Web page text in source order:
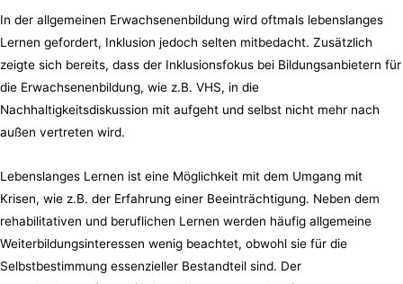
In der allgemeinen Erwachsenenbildung wird oftmals lebenslanges
Lernen gefordert, Inklusion jedoch selten mitbedacht. Zusätzlich
zeigte sich bereits, dass der Inklusionsfokus bei Bildungsanbietern für
die Erwachsenenbildung, wie z.B. VHS, in die
Nachhaltigkeitsdiskussion mit aufgeht und selbst nicht mehr nach
außen vertreten wird.
Lebenslanges Lernen ist eine Möglichkeit mit dem Umgang mit
Krisen, wie z.B. der Erfahrung einer Beeinträchtigung. Neben dem
rehabilitativen und beruflichen Lernen werden häufig allgemeine
Weiterbildungsinteressen wenig beachtet, obwohl sie für die
Selbstbestimmung essenzieller Bestandteil sind. Der